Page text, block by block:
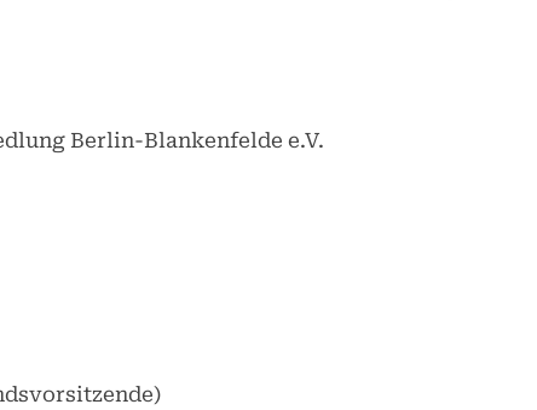
Berlin-Blankenfelde e.V.